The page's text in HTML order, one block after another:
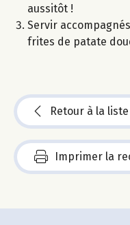
aussitôt !
Servir
frites de patate
Retour à la liste
Imprimer la